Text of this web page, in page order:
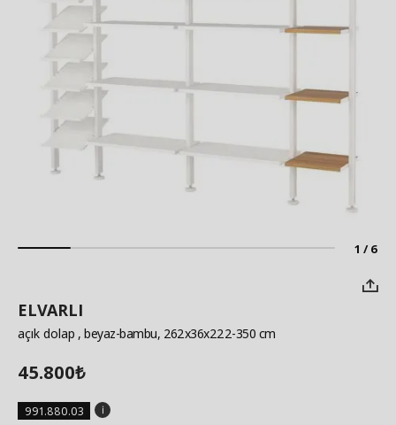
1 / 6
ELVARLI
açık dolap , beyaz-bambu, 262x36x222-350 cm
45.800₺
991.880.03